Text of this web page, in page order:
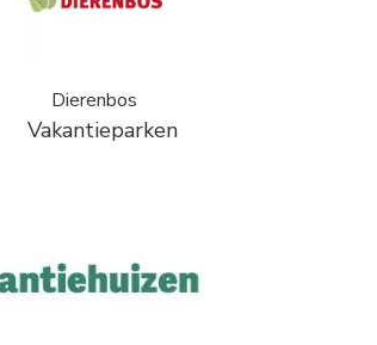
Dierenbos
Vakantieparken